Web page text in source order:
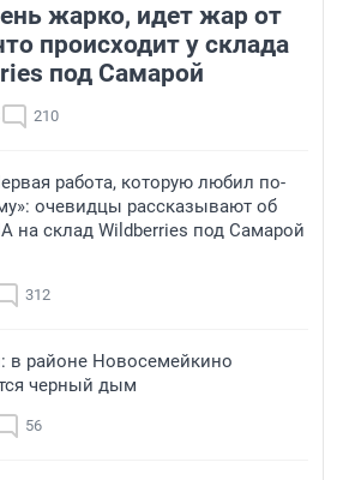
жарко, идет жар от
происходит у склада
под Самарой
210
работа, которую любил по-
очевидцы рассказывают об
на склад Wildberries под Самарой
312
в районе Новосемейкино
черный дым
56